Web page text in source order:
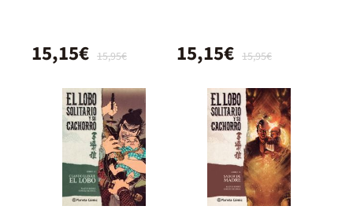
15,95€
15,15€ 15,95€
15,15€